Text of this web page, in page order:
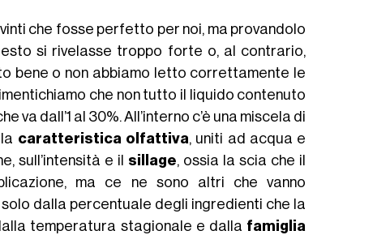
che fosse perfetto per noi, ma provandolo
si rivelasse troppo forte o, al contrario,
bene o non abbiamo letto correttamente le
che non tutto il liquido contenuto
dall’1 al 30%. All’interno c’è una miscela di
caratteristica olfattiva, uniti ad acqua e
sull’intensità e il sillage, ossia la scia che il
ma ce ne sono altri che vanno
dalla percentuale degli ingredienti che la
temperatura stagionale e dalla famiglia